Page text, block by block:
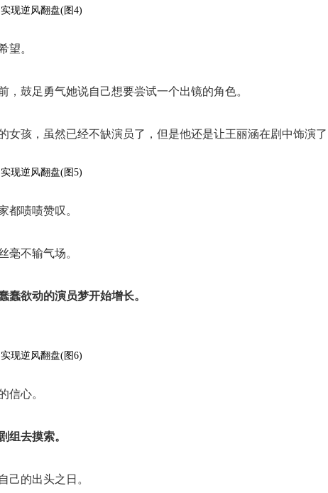
望。
鼓足勇气她说自己想要尝试一个出镜的角色。
女孩，虽然已经不缺演员了，但是他还是让王丽涵在剧中饰演了
都啧啧赞叹。
毫不输气场。
蠢欲动的演员梦开始增长。
信心。
组去摸索。
己的出头之日。